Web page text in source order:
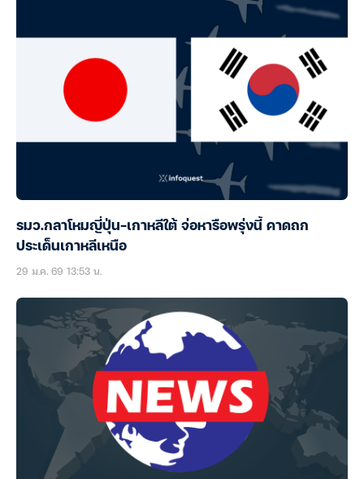
รมว.กลาโหมญี่ปุ่น-เกาหลีใต้ จ่อหารือพรุ่งนี้ คาดถก
ประเด็นเกาหลีเหนือ
29 ม.ค. 69 13:53 น.